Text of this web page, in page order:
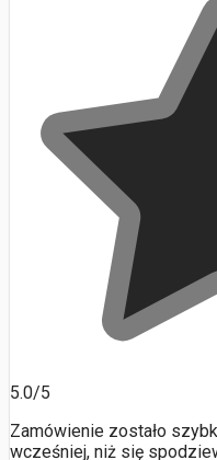
5.0/5
Zamówienie zostało
wcześniej, niż się